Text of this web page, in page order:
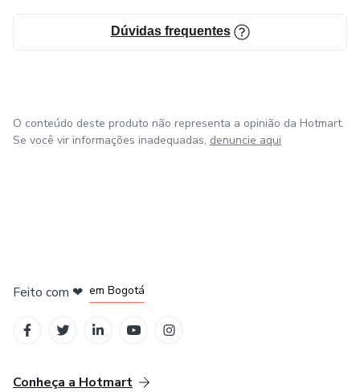
Dúvidas frequentes
O conteúdo deste produto não representa a opinião da Hotmart.
Se você vir informações inadequadas, denuncie aqui
Feito com ❤ em Bogotá
Conheça a Hotmart